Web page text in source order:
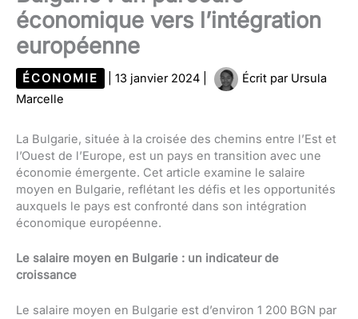
économique vers l’intégration
européenne
ÉCONOMIE 13 janvier 2024 Écrit par Ursula
Marcelle
La Bulgarie, située à la croisée des chemins entre l’Est et
l’Ouest de l’Europe, est un pays en transition avec une
économie émergente. Cet article examine le salaire
moyen en Bulgarie, reflétant les défis et les opportunités
auxquels le pays est confronté dans son intégration
économique européenne.
Le salaire moyen en Bulgarie : un indicateur de
croissance
Le salaire moyen en Bulgarie est d’environ 1 200 BGN par